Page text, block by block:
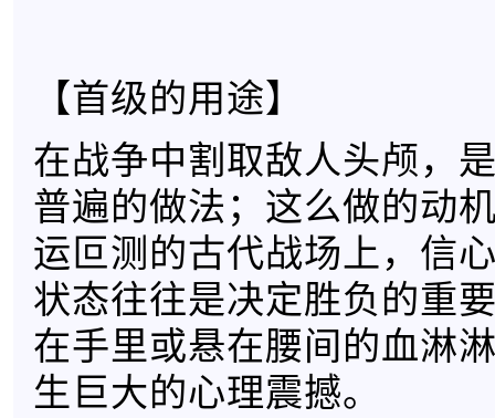
【首级的用途】
在战争中割取敌人头颅，
普遍的做法；这么做的动
运叵测的古代战场上，信
状态往往是决定胜负的重
在手里或悬在腰间的血淋
生巨大的心理震撼。